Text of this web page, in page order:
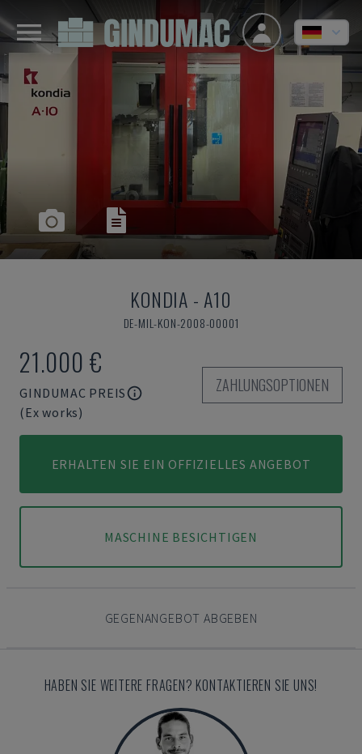
KONDIA - A10
DE-MIL-KON-2008-00001
21.000 €
GINDUMAC PREIS
(Ex works)
ZAHLUNGSOPTIONEN
ERHALTEN SIE EIN OFFIZIELLES ANGEBOT
MASCHINE BESICHTIGEN
GEGENANGEBOT ABGEBEN
HABEN SIE WEITERE FRAGEN? KONTAKTIEREN SIE UNS!